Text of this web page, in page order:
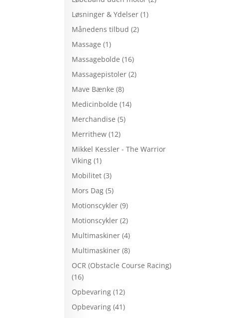
Løsninger & Ydelser (1)
Månedens tilbud (2)
Massage (1)
Massagebolde (16)
Massagepistoler (2)
Mave Bænke (8)
Medicinbolde (14)
Merchandise (5)
Merrithew (12)
Mikkel Kessler - The Warrior
Viking (1)
Mobilitet (3)
Mors Dag (5)
Motionscykler (9)
Motionscykler (2)
Multimaskiner (4)
Multimaskiner (8)
OCR (Obstacle Course Racing)
(16)
Opbevaring (12)
Opbevaring (41)